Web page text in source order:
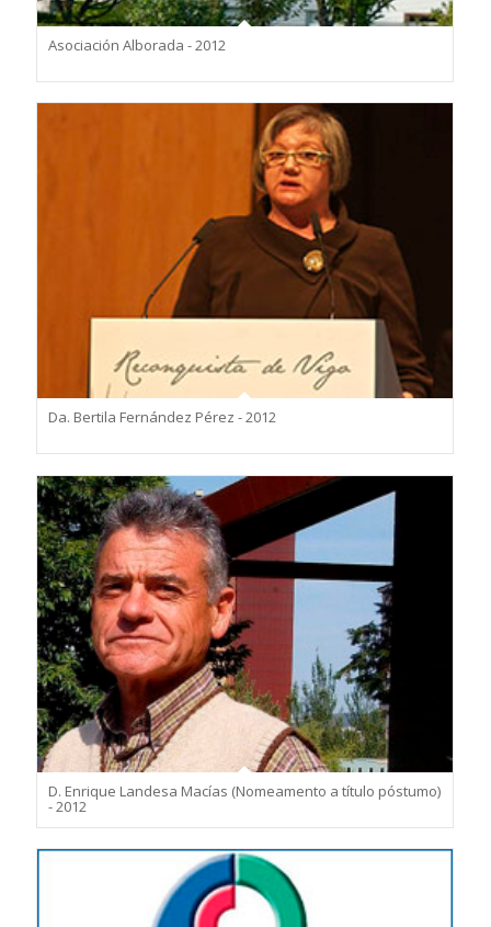
Asociación Alborada - 2012
Da. Bertila Fernández Pérez - 2012
D. Enrique Landesa Macías (Nomeamento a título póstumo)
- 2012